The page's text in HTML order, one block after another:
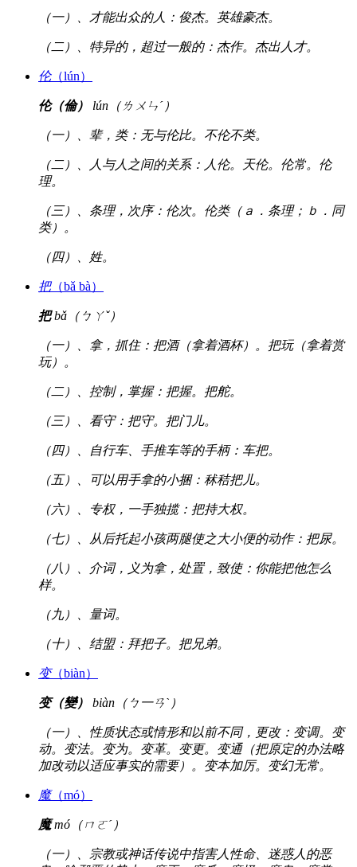
（一）、才能出众的人：俊杰。英雄豪杰。
（二）、特异的，超过一般的：杰作。杰出人才。
伦（lún）
伦（倫） lún（ㄌㄨㄣˊ）
（一）、辈，类：无与伦比。不伦不类。
（二）、人与人之间的关系：人伦。天伦。伦常。伦
理。
（三）、条理，次序：伦次。伦类（ａ．条理；ｂ．同
类）。
（四）、姓。
把（bǎ bà）
把bǎ（ㄅㄚˇ）
（一）、拿，抓住：把酒（拿着酒杯）。把玩（拿着赏
玩）。
（二）、控制，掌握：把握。把舵。
（三）、看守：把守。把门儿。
（四）、自行车、手推车等的手柄：车把。
（五）、可以用手拿的小捆：秫秸把儿。
（六）、专权，一手独揽：把持大权。
（七）、从后托起小孩两腿使之大小便的动作：把尿。
（八）、介词，义为拿，处置，致使：你能把他怎么
样。
（九）、量词。
（十）、结盟：拜把子。把兄弟。
变（biàn）
变（變） biàn（ㄅ一ㄢˋ）
（一）、性质状态或情形和以前不同，更改：变调。变
动。变法。变为。变革。变更。变通（把原定的办法略
加改动以适应事实的需要）。变本加厉。变幻无常。
魔（mó）
魔mó（ㄇㄛˊ）
（一）、宗教或神话传说中指害人性命、迷惑人的恶